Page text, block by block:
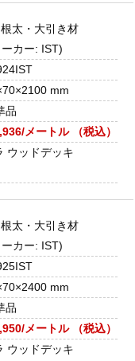
太・大引き材
カー: IST)
mm
品
メートル （税込）
ウッドデッキ
太・大引き材
カー: IST)
mm
品
メートル （税込）
ウッドデッキ